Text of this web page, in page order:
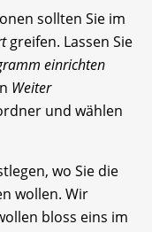
sollten Sie im
greifen. Lassen Sie
einrichten
Weiter
und wählen
wo Sie die
wollen. Wir
bloss eins im